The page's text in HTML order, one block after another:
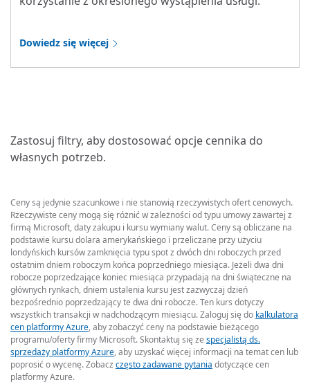
Dowiedz się więcej
Zastosuj filtry, aby dostosować opcje cennika do
własnych potrzeb.
Ceny są jedynie szacunkowe i nie stanowią rzeczywistych ofert cenowych.
Rzeczywiste ceny mogą się różnić w zależności od typu umowy zawartej z
firmą Microsoft, daty zakupu i kursu wymiany walut. Ceny są obliczane na
podstawie kursu dolara amerykańskiego i przeliczane przy użyciu
londyńskich kursów zamknięcia typu spot z dwóch dni roboczych przed
ostatnim dniem roboczym końca poprzedniego miesiąca. Jeżeli dwa dni
robocze poprzedzające koniec miesiąca przypadają na dni świąteczne na
głównych rynkach, dniem ustalenia kursu jest zazwyczaj dzień
bezpośrednio poprzedzający te dwa dni robocze. Ten kurs dotyczy
wszystkich transakcji w nadchodzącym miesiącu. Zaloguj się do kalkulatora
cen platformy Azure, aby zobaczyć ceny na podstawie bieżącego
programu/oferty firmy Microsoft. Skontaktuj się ze specjalistą ds.
sprzedaży platformy Azure, aby uzyskać więcej informacji na temat cen lub
poprosić o wycenę. Zobacz często zadawane pytania dotyczące cen
platformy Azure.